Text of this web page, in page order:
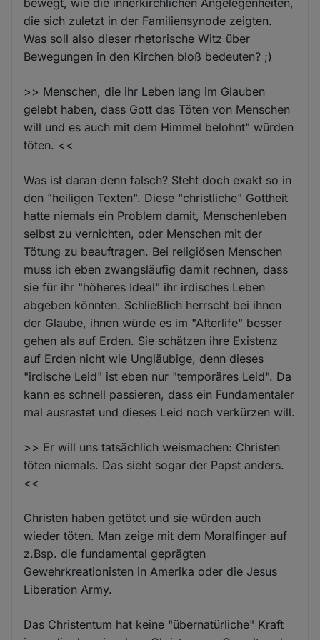
bewegt, wie die innerkirchlichen Angelegenheiten,
die sich zuletzt in der Familiensynode zeigten.
Was soll also dieser rhetorische Witz über
Bewegungen in den Kirchen bloß bedeuten? ;)
>> Menschen, die ihr Leben lang im Glauben
gelebt haben, dass Gott das Töten von Menschen
will und es auch mit dem Himmel belohnt" würden
töten. <<
Was ist daran denn falsch? Steht doch exakt so in
den "heiligen Texten". Diese "christliche" Gottheit
hatte niemals ein Problem damit, Menschenleben
selbst zu vernichten, oder Menschen mit der
Tötung zu beauftragen. Bei religiösen Menschen
muss ich eben zwangsläufig damit rechnen, dass
sie für ihr "höheres Ideal" ihr irdisches Leben
abgeben könnten. Schließlich herrscht bei ihnen
der Glaube, ihnen würde es im "Afterlife" besser
gehen als auf Erden. Sie schätzen ihre Existenz
auf Erden nicht wie Ungläubige, denn dieses
"irdische Leid" ist eben nur "temporäres Leid". Da
kann es schnell passieren, dass ein Fundamentaler
mal ausrastet und dieses Leid noch verkürzen will.
>> Er will uns tatsächlich weismachen: Christen
töten niemals. Das sieht sogar der Papst anders.
<<
Christen haben getötet und sie würden auch
wieder töten. Man zeige mit dem Moralfinger auf
z.Bsp. die fundamental geprägten
Gewehrkreationisten in Amerika oder die Jesus
Liberation Army.
Das Christentum hat keine "übernatürliche" Kraft